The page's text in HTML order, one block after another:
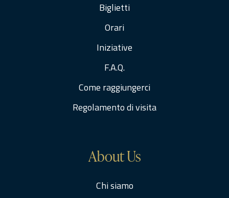
Biglietti
Orari
Iniziative
F.A.Q.
Come raggiungerci
Regolamento di visita
About Us
Chi siamo